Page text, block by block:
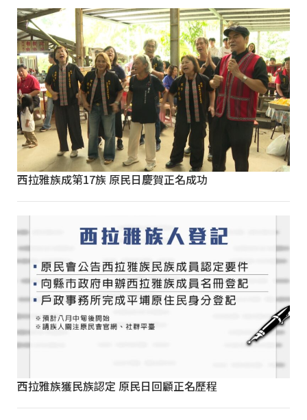
西拉雅族成第17族 原民日慶賀正名成功
西拉雅族獲民族認定 原民日回顧正名歷程